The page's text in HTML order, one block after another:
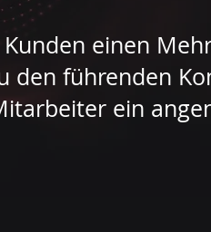
einen
den führenden
ein